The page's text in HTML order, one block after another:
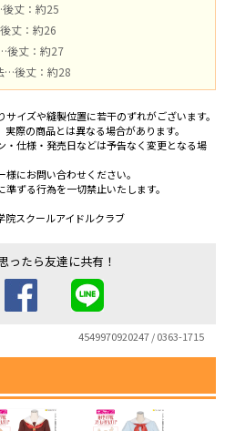
丈：約25
丈：約26
後丈：約27
…後丈：約28
イズや縫製位置に若干のずれがございます。
際の商品とは異なる場合があります。
・仕様・発売日などは予告なく変更となる場
にお問い合わせください。
ずる行為を一切禁止いたします。
スクールアイドルクラブ
ったら友達に共有！
4549970920247 / 0363-1715